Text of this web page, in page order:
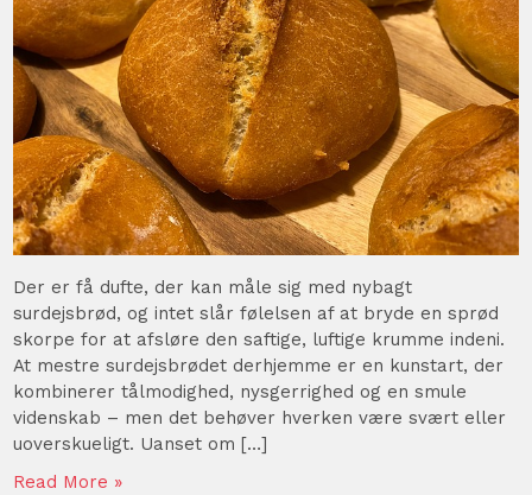
Der er få dufte, der kan måle sig med nybagt
surdejsbrød, og intet slår følelsen af at bryde en sprød
skorpe for at afsløre den saftige, luftige krumme indeni.
At mestre surdejsbrødet derhjemme er en kunstart, der
kombinerer tålmodighed, nysgerrighed og en smule
videnskab – men det behøver hverken være svært eller
uoverskueligt. Uanset om […]
Read More »